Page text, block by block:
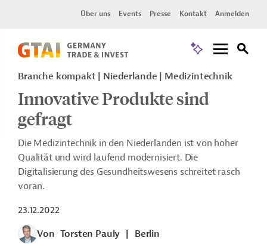
Über uns Events Presse Kontakt Anmelden
Branche kompakt | Niederlande | Medizintechnik
Innovative Produkte sind
gefragt
Die Medizintechnik in den Niederlanden ist von hoher
Qualität und wird laufend modernisiert. Die
Digitalisierung des Gesundheitswesens schreitet rasch
voran.
23.12.2022
Von Torsten Pauly Berlin